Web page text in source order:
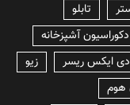
تابلو
دکوراسیون آشپزخانه
دی ایکس ریسر
زیو
هوم